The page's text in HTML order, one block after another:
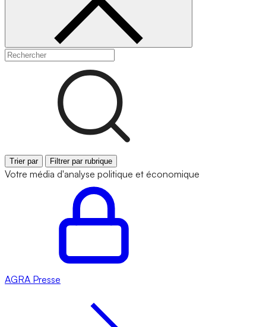
Trier par Filtrer par rubrique
Votre média d'analyse politique et économique
AGRA Presse